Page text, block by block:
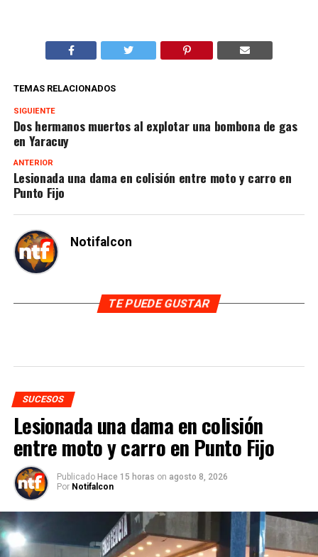
TEMAS RELACIONADOS
SIGUIENTE
Dos hermanos muertos al explotar una bombona de gas
en Yaracuy
ANTERIOR
Lesionada una dama en colisión entre moto y carro en
Punto Fijo
Notifalcon
TE PUEDE GUSTAR
SUCESOS
Lesionada una dama en colisión
entre moto y carro en Punto Fijo
Publicado Hace 15 horas on agosto 8, 2026
Por Notifalcon